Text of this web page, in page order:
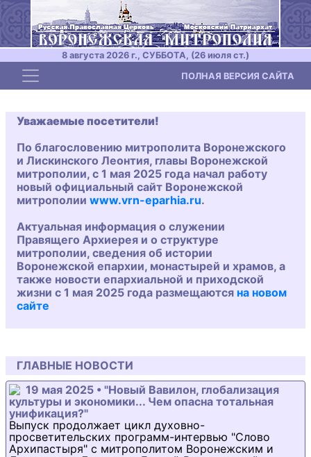
8 августа 2026 г., СУББОТА, (26 июля ст.)
Toggle navigation ПОЛНАЯ ВЕРСИЯ САЙТА
Уважаемые посетители!
По благословению митрополита Воронежского
и Лискинского Леонтия, главы Воронежской
митрополии, с 1 мая 2025 года начал работу
новый официальный сайт Воронежской
митрополии www.vrn-eparhia.ru.
Актуальная информация о служении
Правящего Архиерея и о структуре
митрополии, сведения об истории
Воронежской епархии, монастырей и храмов, а
также новости епархиальной и приходской
жизни с 1 мая 2025 года размещаются на новом
сайте
ГЛАВНЫЕ НОВОСТИ
19 мая 2025 • "Новый Вавилон, глобализация
культуры и экономики... Чем опасна тотальная
унификация?"
Выпуск продолжает цикл духовно-
просветительских программ-интервью "Слово
Архипастыря" с митрополитом Воронежским и